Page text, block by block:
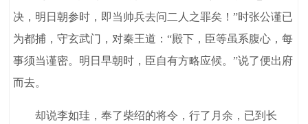
决，明日朝参时，即当帅兵去问二人之罪矣！”时张公谨已
为都捕，守玄武门，对秦王道：“殿下，臣等虽系腹心，每
事须当谨密。明日早朝时，臣自有方略应候。”说了便出府
而去。
却说李如珪，奉了柴绍的将令，行了月余，已到长